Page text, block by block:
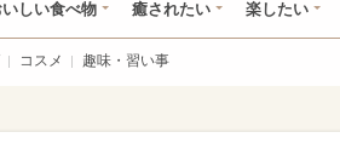
いしい食べ物 癒されたい 楽したい
コスメ 趣味・習い事